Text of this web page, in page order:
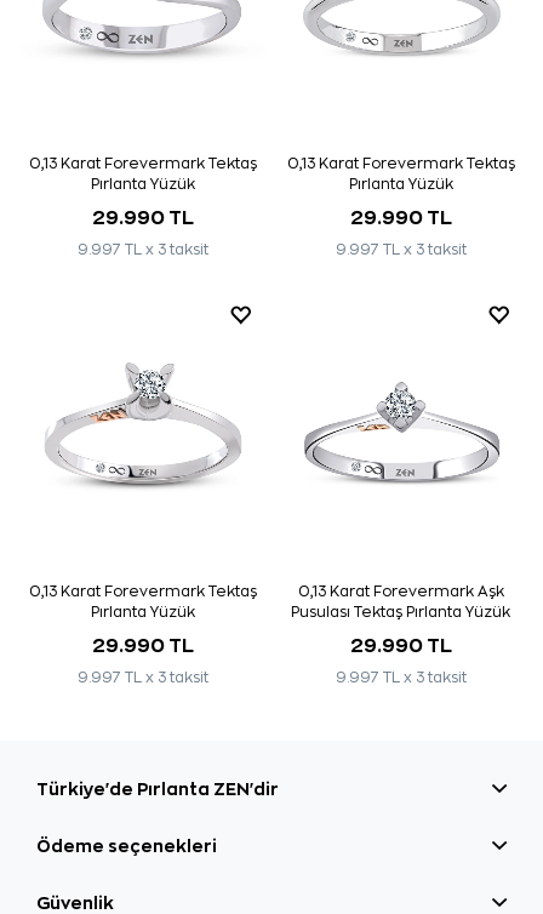
0,13 Karat Forevermark Tektaş
Pırlanta Yüzük
29.990 TL
9.997 TL x 3 taksit
0,13 Karat Forevermark Tektaş
Pırlanta Yüzük
29.990 TL
9.997 TL x 3 taksit
0,13 Karat Forevermark Tektaş
Pırlanta Yüzük
29.990 TL
9.997 TL x 3 taksit
0,13 Karat Forevermark Aşk
Pusulası Tektaş Pırlanta Yüzük
29.990 TL
9.997 TL x 3 taksit
Türkiye'de Pırlanta ZEN'dir
Ödeme seçenekleri
Güvenlik